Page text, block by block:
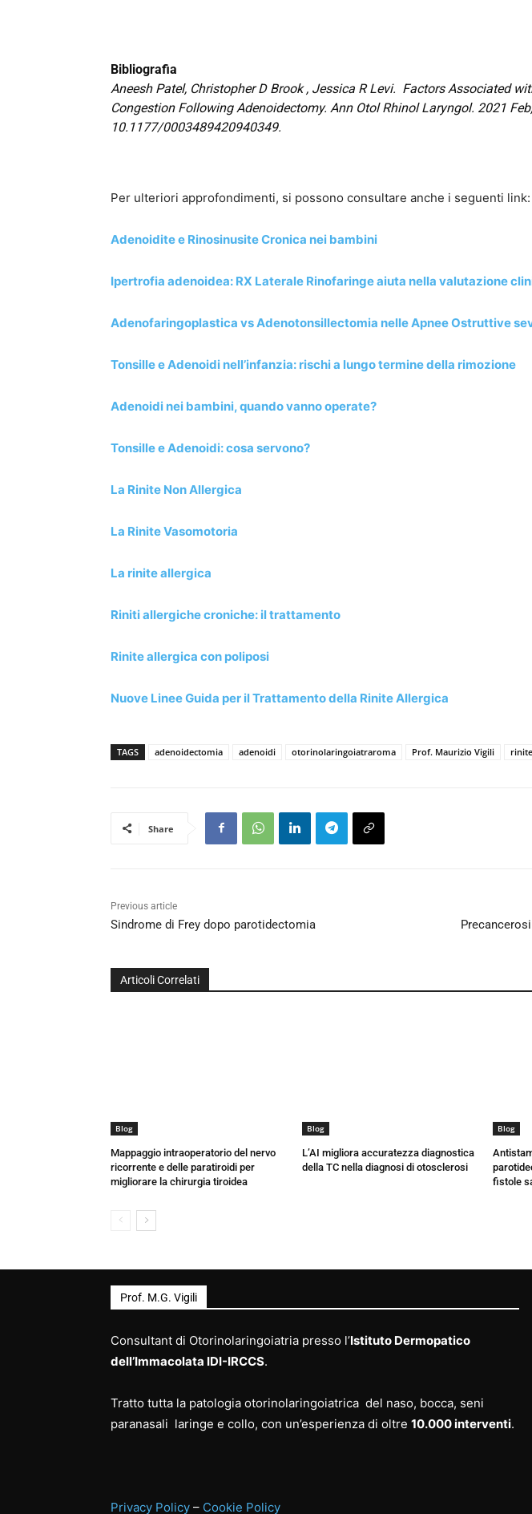
Bibliografia
Aneesh Patel, Christopher D Brook, Jessica R Levi. Factors Associated
Congestion Following Adenoidectomy. Ann Otol Rhinol Laryngol. 2021
10.1177/0003489420940349.
Per ulteriori approfondimenti, si possono consultare anche i seguenti link:
Adenoidite e Rinosinusite Cronica nei bambini
Ipertrofia adenoidea: RX Laterale Rinofaringe aiuta nella valutazione
Adenofaringoplastica vs Adenotonsillectomia nelle Apnee Ostruttive
Tonsille e Adenoidi nell’infanzia: rischi a lungo termine della rimozione
Adenoidi nei bambini, quando vanno operate?
Tonsille e Adenoidi: cosa servono?
La Rinite Non Allergica
La Rinite Vasomotoria
La rinite allergica
Riniti allergiche croniche: il trattamento
Rinite allergica con poliposi
Nuove Linee Guida per il Trattamento della Rinite Allergica
TAGS adenoidectomia adenoidi otorinolaringoiatraroma Prof. Maurizio Vigili rinite
Share
Previous article
Sindrome di Frey dopo parotidectomia
Articoli Correlati
Blog
Mappaggio intraoperatorio del nervo
ricorrente e delle paratiroidi per
migliorare la chirurgia tiroidea
Blog
L’AI migliora accuratezza diagnostica
della TC nella diagnosi di otosclerosi
Blog
fistole
Prof. M.G. Vigili
Consultant di Otorinolaringoiatria presso l’Istituto Dermopatico
dell’Immacolata IDI-IRCCS.
Tratto tutta la patologia otorinolaringoiatrica del naso, bocca, seni
paranasali laringe e collo, con un’esperienza di oltre 10.000 interventi.
Privacy Policy – Cookie Policy